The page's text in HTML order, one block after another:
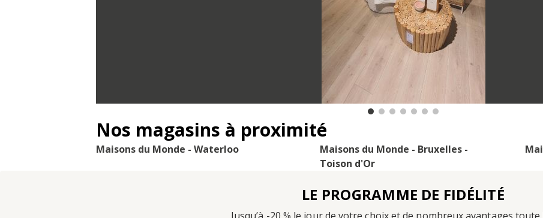
Nos magasins à proximité
Maisons du Monde - Waterloo
Maisons du Monde - Bruxelles -
Toison d'Or
LE PROGRAMME DE FIDÉLITÉ